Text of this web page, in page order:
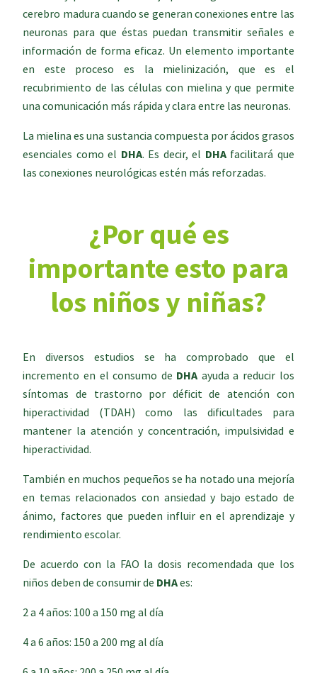
cerebro madura cuando se generan conexiones entre las
neuronas para que éstas puedan transmitir señales e
información de forma eficaz. Un elemento importante
en este proceso es la mielinización, que es el
recubrimiento de las células con mielina y que permite
una comunicación más rápida y clara entre las neuronas.
La mielina es una sustancia compuesta por ácidos grasos
esenciales como el DHA. Es decir, el DHAfacilitará que
las conexiones neurológicas estén más reforzadas.
¿Por qué es
importante esto para
los niños y niñas?
En diversos estudios se ha comprobado que el
incremento en el consumo de DHAayuda a reducir los
síntomas de trastorno por déficit de atención con
hiperactividad (TDAH) como las dificultades para
mantener la atención y concentración, impulsividad e
hiperactividad.
También en muchos pequeños se ha notado una mejoría
en temas relacionados con ansiedad y bajo estado de
ánimo, factores que pueden influir en el aprendizaje y
rendimiento escolar.
De acuerdo con la FAO la dosis recomendada que los
niños deben de consumir de DHAes:
2 a 4 años: 100 a 150 mg al día
4 a 6 años: 150 a 200 mg al día